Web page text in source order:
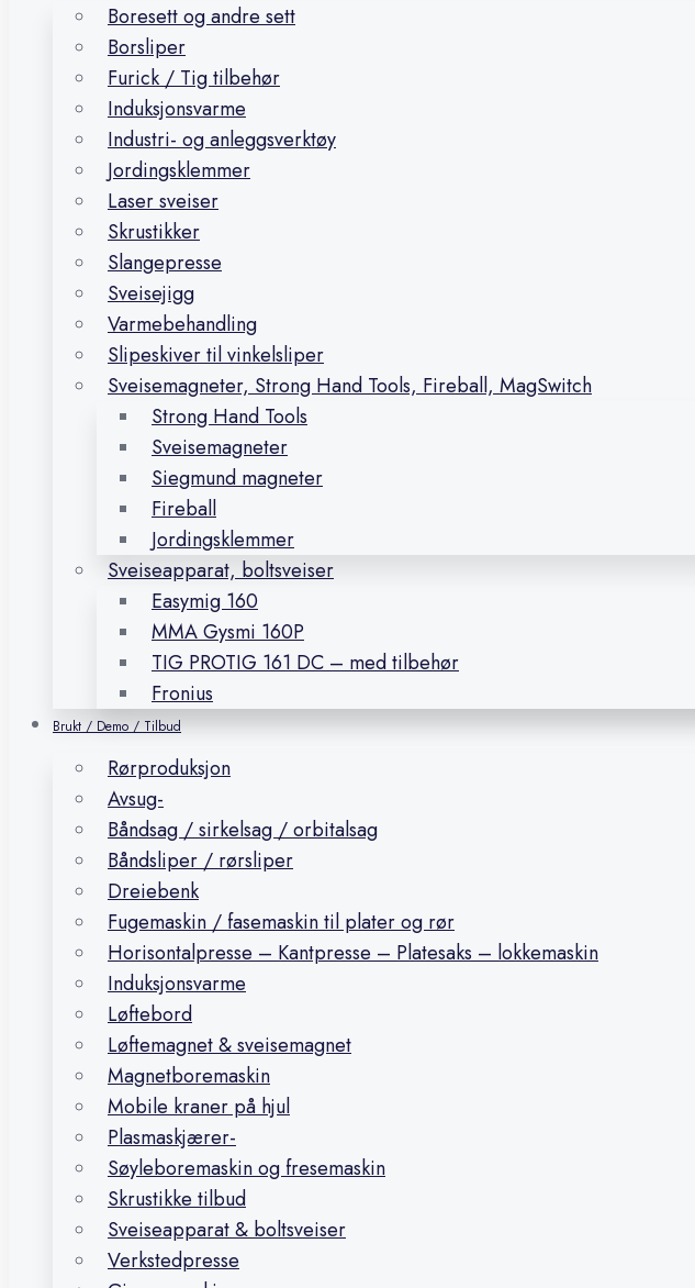
Boresett og andre sett
Borsliper
Furick / Tig tilbehør
Induksjonsvarme
Industri- og anleggsverktøy
Jordingsklemmer
Laser sveiser
Skrustikker
Slangepresse
Sveisejigg
Varmebehandling
Slipeskiver til vinkelsliper
Sveisemagneter, Strong Hand Tools, Fireball, MagSwitch
Strong Hand Tools
Sveisemagneter
Siegmund magneter
Fireball
Jordingsklemmer
Sveiseapparat, boltsveiser
Easymig 160
MMA Gysmi 160P
TIG PROTIG 161 DC – med tilbehør
Fronius
Brukt / Demo / Tilbud
Rørproduksjon
Avsug-
Båndsag / sirkelsag / orbitalsag
Båndsliper / rørsliper
Dreiebenk
Fugemaskin / fasemaskin til plater og rør
Horisontalpresse – Kantpresse – Platesaks – lokkemaskin
Induksjonsvarme
Løftebord
Løftemagnet & sveisemagnet
Magnetboremaskin
Mobile kraner på hjul
Plasmaskjærer-
Søyleboremaskin og fresemaskin
Skrustikke tilbud
Sveiseapparat & boltsveiser
Verkstedpresse